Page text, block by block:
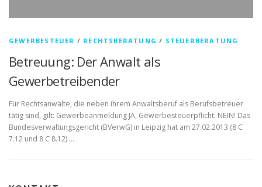
GEWERBESTEUER / RECHTSBERATUNG / STEUERBERATUNG
Betreuung: Der Anwalt als
Gewerbetreibender
Für Rechtsanwälte, die neben ihrem Anwaltsberuf als Berufsbetreuer
tätig sind, gilt: Gewerbeanmeldung JA, Gewerbesteuerpflicht: NEIN! Das
Bundesverwaltungsgericht (BVerwG) in Leipzig hat am 27.02.2013 (8 C
7.12 und 8 C 8.12) …